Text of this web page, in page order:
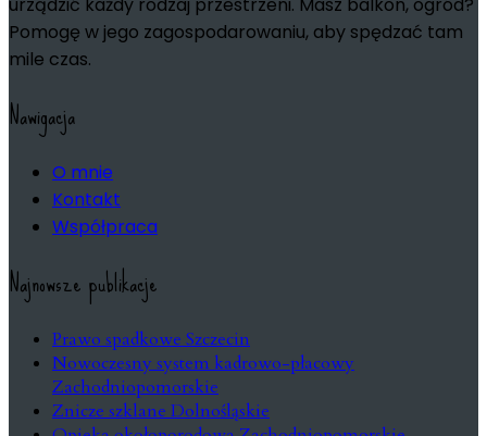
Pomogę w jego zagospodarowaniu, aby spędzać tam
mile czas.
Nawigacja
O mnie
Kontakt
Współpraca
Najnowsze publikacje
Prawo spadkowe Szczecin
Nowoczesny system kadrowo-płacowy
Zachodniopomorskie
Znicze szklane Dolnośląskie